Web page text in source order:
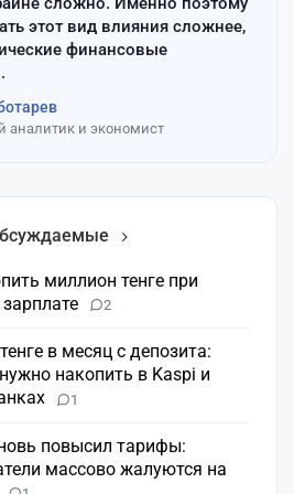
этот вид влияния сложнее,
финансовые
аналитик и экономист
миллион тенге при
2
в месяц с депозита:
накопить в Kaspi и
1
повысил тарифы:
массово жалуются на